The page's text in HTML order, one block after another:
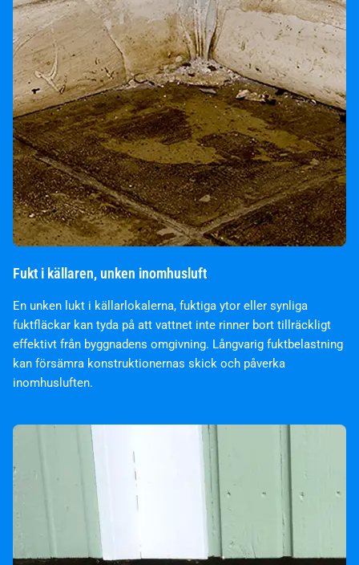
Fukt i källaren, unken inomhusluft
En unken lukt i källarlokalerna, fuktiga ytor eller synliga
fuktfläckar kan tyda på att vattnet inte rinner bort tillräckligt
effektivt från byggnadens omgivning. Långvarig fuktbelastning
kan försämra konstruktionernas skick och påverka
inomhusluften.